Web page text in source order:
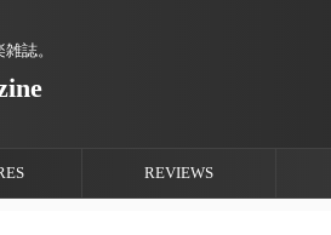
誌。
REVIEWS